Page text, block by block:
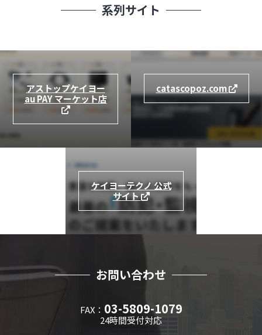
系列サイト
アストップケイヨー
au PAY マーケット店
catascopoz.com
ケイヨーテクノ 公式
サイト
お問い合わせ
FAX： 03-5809-1079
24時間受付対応